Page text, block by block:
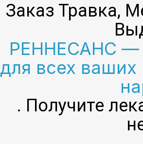
Заказ Травка,
РЕННЕСАНС —
для всех
. Получите